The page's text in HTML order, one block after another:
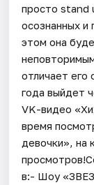
просто stand
осознанных и
этом она
отличает его
года выйдет
VK-видео
время
девочки», на
в:- Шоу